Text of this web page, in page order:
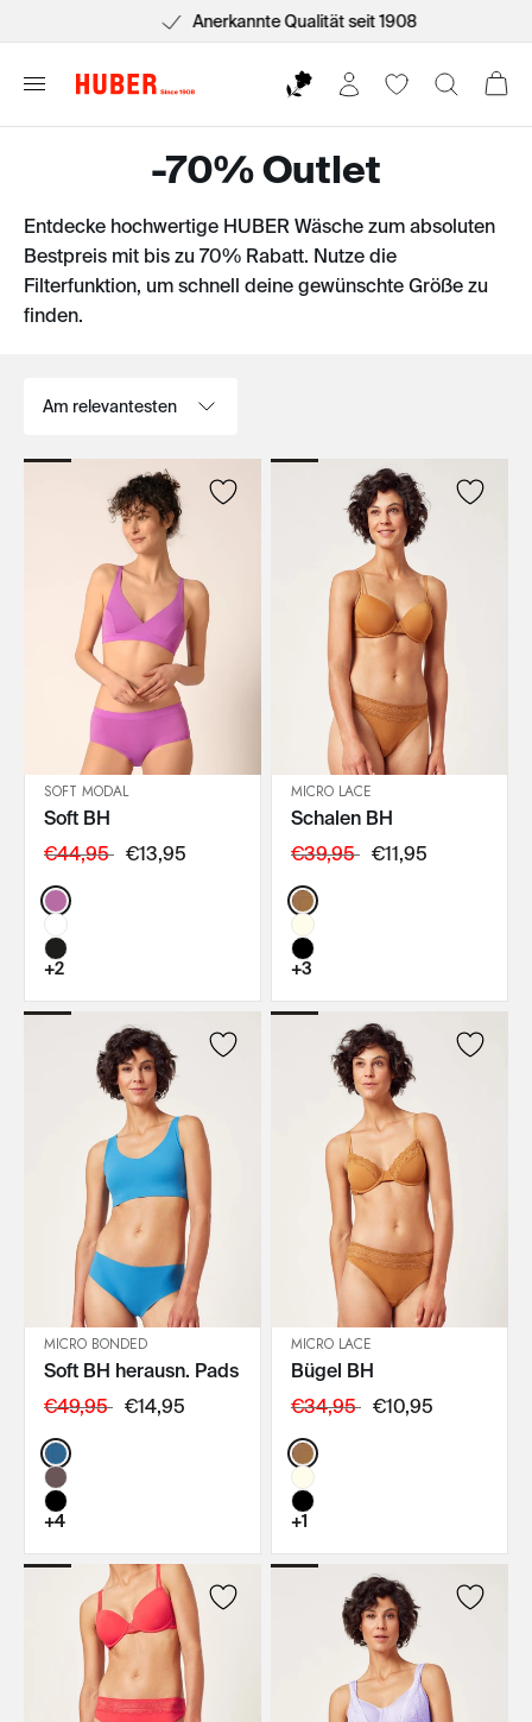
Anerkannte Qualität seit 1908
-70% Outlet
Entdecke hochwertige HUBER Wäsche zum absoluten
Bestpreis mit bis zu 70% Rabatt. Nutze die
Filterfunktion, um schnell deine gewünschte Größe zu
finden.
IN DEN WARENKORB
SOFT MODAL
Soft BH
€44,95 €13,95
Color:
+2
IN DEN WARENKORB
MICRO LACE
Schalen BH
€39,95 €11,95
Color:
+3
IN DEN WARENKORB
MICRO BONDED
Soft BH herausn. Pads
€49,95 €14,95
Color:
+4
IN DEN WARENKORB
MICRO LACE
Bügel BH
€34,95 €10,95
Color:
+1